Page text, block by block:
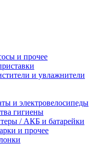
и прочее
и увлажнители
и электровелосипеды
гигиены
/ АКБ и батарейки
и прочее